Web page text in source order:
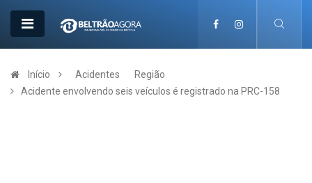
Início Acidentes
Região
Acidente envolvendo seis veículos é registrado na PRC-158